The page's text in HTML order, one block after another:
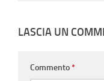
LASCIA UN
Commento*